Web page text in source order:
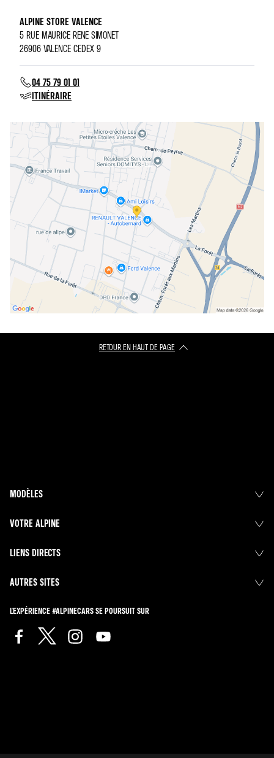
ALPINE STORE VALENCE
5 RUE MAURICE RENE SIMONET
26906 VALENCE CEDEX 9
04 75 79 01 01
ITINÉRAIRE
RETOUR EN HAUT DE PAGE​
MODÈLES
VOTRE ALPINE
LIENS DIRECTS
AUTRES SITES
L'EXPÉRIENCE #ALPINECARS SE POURSUIT SUR